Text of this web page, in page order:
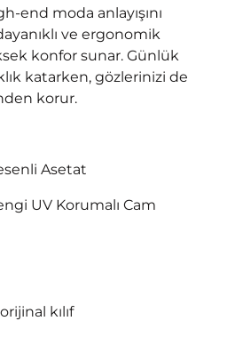
end moda anlayışını
ve ergonomik
konfor sunar. Günlük
katarken, gözlerinizi de
korur.
Asetat
UV Korumalı Cam
kılıf